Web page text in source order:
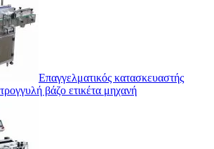
Επαγγελματικός κατασκευαστής
βάζο ετικέτα μηχανή